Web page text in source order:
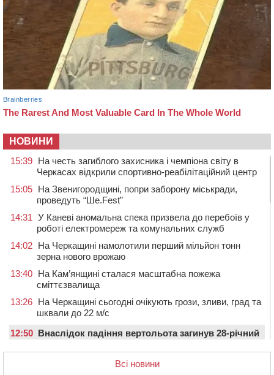
НОВИНИ
15:39 На честь загиблого захисника і чемпіона світу в
Черкасах відкрили спортивно-реабілітаційний центр
15:05 На Звенигородщині, попри заборону міськради,
проведуть “Ше.Fest”
14:31 У Каневі аномальна спека призвела до перебоїв у
роботі електромереж та комунальних служб
14:02 На Черкащині намолотили перший мільйон тонн
зерна нового врожаю
13:40 На Кам’янщині сталася масштабна пожежа
сміттєзвалища
13:26 На Черкащині сьогодні очікують грози, зливи, град та
шквали до 22 м/с
12:50 Внаслідок падіння вертольота загинув 28-річний
У центрі Черкас не поділили дорогу водії двох ВАЗів
Всі новини